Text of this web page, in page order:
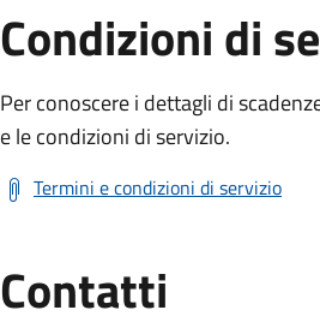
Condizioni di
Per conoscere i dettagli di
e le condizioni di servizio.
Termini e condizioni di servizio
Contatti